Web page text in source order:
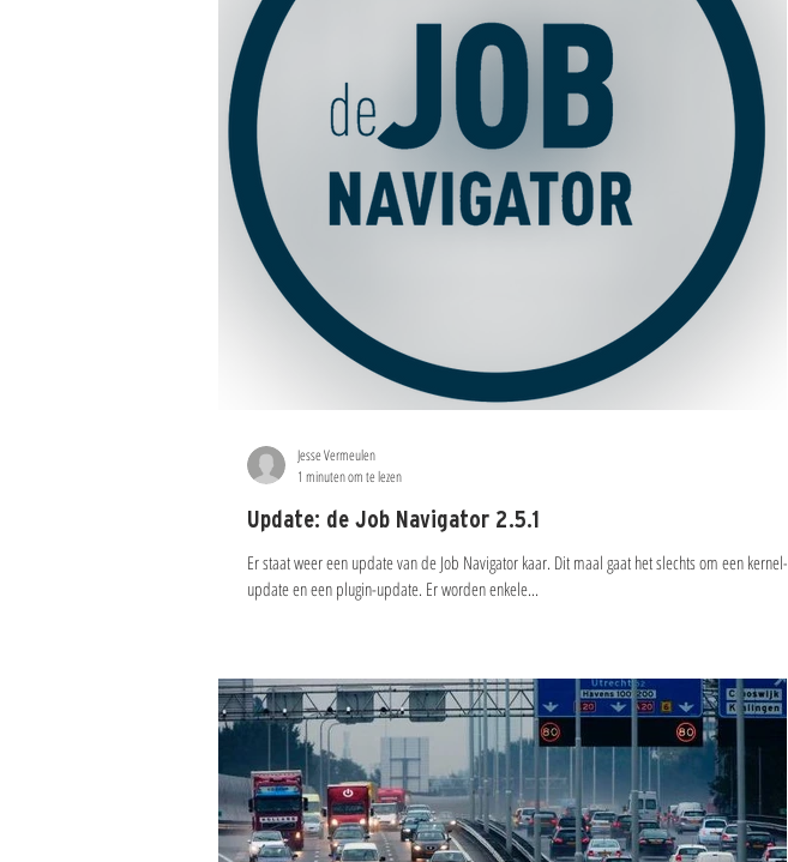
Update: de Job Navigator 2.5.1
Er staat weer een update van de Job Navigator kaar. Dit maal gaat het slechts om een kernel-
update en een plugin-update. Er worden enkele...
Jesse Vermeulen
1 minuten om te lezen